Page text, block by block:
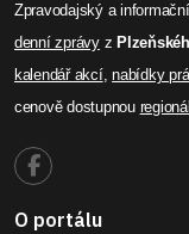
Zpravodajský a
denní zprávyz
kalendář akcí,nabídky
cenově dostupnou
O portálu